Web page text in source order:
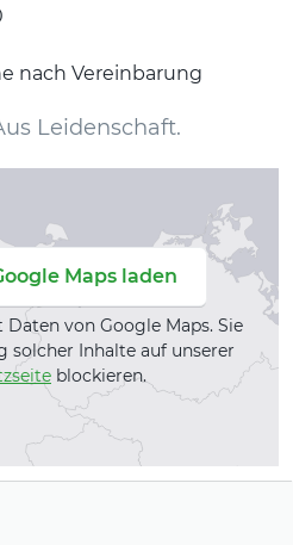
nach Vereinbarung
Leidenschaft.
Maps laden
von Google Maps. Sie
solcher Inhalte auf unserer
blockieren.